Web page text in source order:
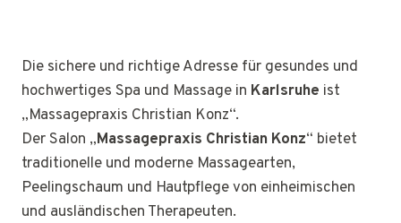
Die sichere und richtige Adresse für gesundes und
hochwertiges Spa und Massage in Karlsruhe ist
„Massagepraxis Christian Konz“.
Der Salon „Massagepraxis Christian Konz“ bietet
traditionelle und moderne Massagearten,
Peelingschaum und Hautpflege von einheimischen
und ausländischen Therapeuten.